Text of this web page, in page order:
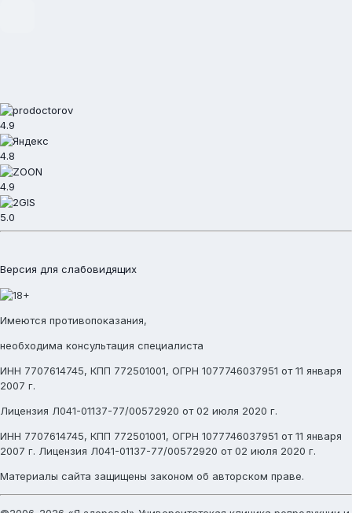
4.9
4.8
4.9
5.0
Версия для слабовидящих
Имеются противопоказания,
необходима консультация специалиста
ИНН 7707614745, КПП 772501001, ОГРН 1077746037951 от 11 января
2007 г.
Лицензия Л041-01137-77/00572920 от 02 июля 2020 г.
ИНН 7707614745, КПП 772501001, ОГРН 1077746037951 от 11 января
2007 г. Лицензия Л041-01137-77/00572920 от 02 июля 2020 г.
Материалы сайта защищены законом об авторском праве.